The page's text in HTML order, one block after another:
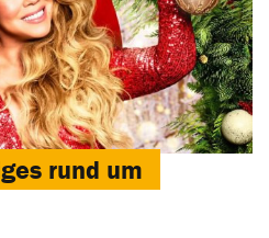
rund um